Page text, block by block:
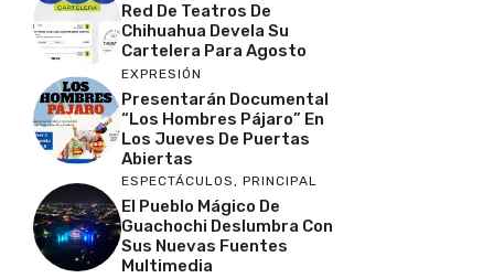
Red De Teatros De
Chihuahua Devela Su
Cartelera Para Agosto
EXPRESIÓN
Presentarán Documental
“Los Hombres Pájaro” En
Los Jueves De Puertas
Abiertas
ESPECTÁCULOS , PRINCIPAL
El Pueblo Mágico De
Guachochi Deslumbra Con
Sus Nuevas Fuentes
Multimedia